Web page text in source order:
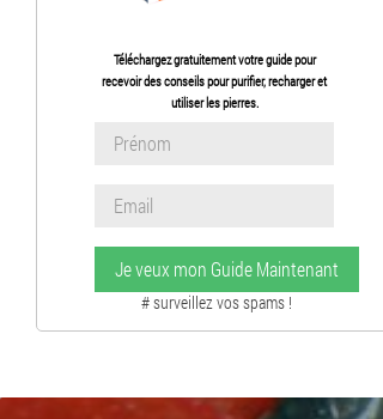
Téléchargez gratuitement votre guide pour
recevoir des conseils pour purifier, recharger et
utiliser les pierres.
Je veux mon Guide Maintenant
# surveillez vos spams !